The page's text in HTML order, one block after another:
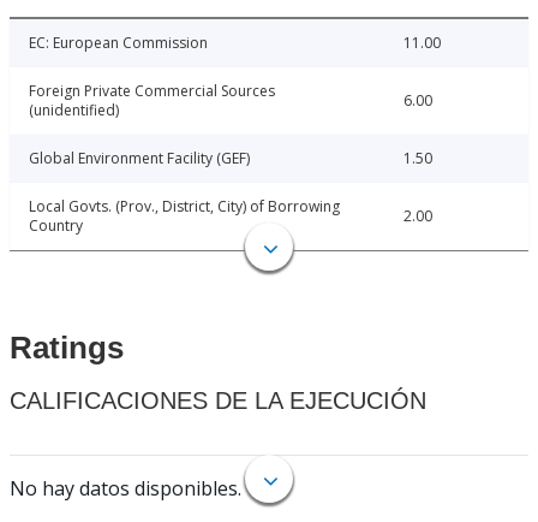
EC: European Commission 11.00
Foreign Private Commercial Sources
(unidentified)
6.00
Global Environment Facility (GEF) 1.50
Local Govts. (Prov., District, City) of Borrowing
Country
2.00
Ratings
CALIFICACIONES DE LA EJECUCIÓN
No hay datos disponibles.